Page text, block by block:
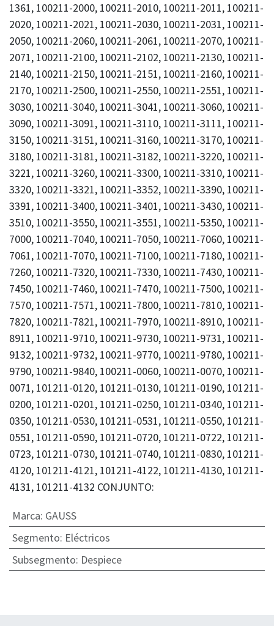
1361, 100211-2000, 100211-2010, 100211-2011, 100211-
2020, 100211-2021, 100211-2030, 100211-2031, 100211-
2050, 100211-2060, 100211-2061, 100211-2070, 100211-
2071, 100211-2100, 100211-2102, 100211-2130, 100211-
2140, 100211-2150, 100211-2151, 100211-2160, 100211-
2170, 100211-2500, 100211-2550, 100211-2551, 100211-
3030, 100211-3040, 100211-3041, 100211-3060, 100211-
3090, 100211-3091, 100211-3110, 100211-3111, 100211-
3150, 100211-3151, 100211-3160, 100211-3170, 100211-
3180, 100211-3181, 100211-3182, 100211-3220, 100211-
3221, 100211-3260, 100211-3300, 100211-3310, 100211-
3320, 100211-3321, 100211-3352, 100211-3390, 100211-
3391, 100211-3400, 100211-3401, 100211-3430, 100211-
3510, 100211-3550, 100211-3551, 100211-5350, 100211-
7000, 100211-7040, 100211-7050, 100211-7060, 100211-
7061, 100211-7070, 100211-7100, 100211-7180, 100211-
7260, 100211-7320, 100211-7330, 100211-7430, 100211-
7450, 100211-7460, 100211-7470, 100211-7500, 100211-
7570, 100211-7571, 100211-7800, 100211-7810, 100211-
7820, 100211-7821, 100211-7970, 100211-8910, 100211-
8911, 100211-9710, 100211-9730, 100211-9731, 100211-
9132, 100211-9732, 100211-9770, 100211-9780, 100211-
9790, 100211-9840, 100211-0060, 100211-0070, 100211-
0071, 101211-0120, 101211-0130, 101211-0190, 101211-
0200, 101211-0201, 101211-0250, 101211-0340, 101211-
0350, 101211-0530, 101211-0531, 101211-0550, 101211-
0551, 101211-0590, 101211-0720, 101211-0722, 101211-
0723, 101211-0730, 101211-0740, 101211-0830, 101211-
4120, 101211-4121, 101211-4122, 101211-4130, 101211-
4131, 101211-4132 CONJUNTO:
Marca: GAUSS
Segmento: Eléctricos
Subsegmento: Despiece